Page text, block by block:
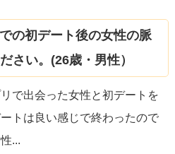
の初デート後の女性の脈
さい。(26歳・男性）
で出会った女性と初デートを
トは良い感じで終わったので
...